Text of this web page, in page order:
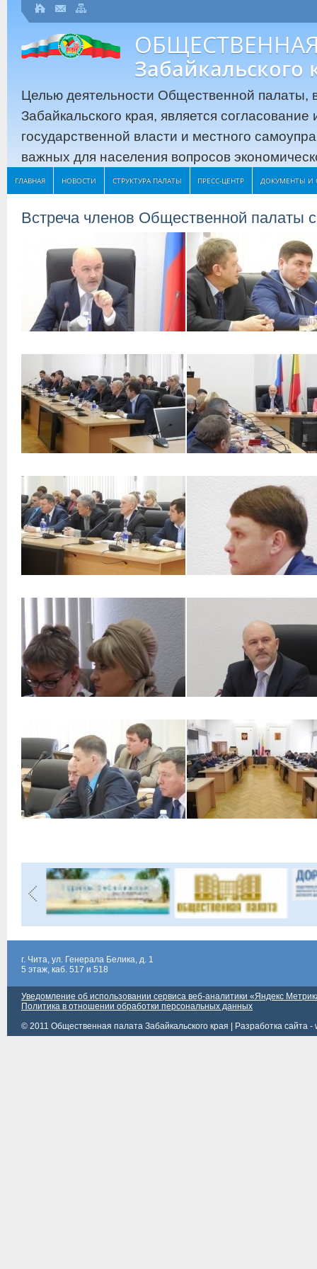
Забайкальского
Целью деятельности Общественной палаты,
Забайкальского края, является
государственной власти и местного
важных для населения вопросов
ГЛАВНАЯ НОВОСТИ СТРУКТУРА ПАЛАТЫ ПРЕСС-ЦЕНТР ДОКУМЕНТЫ И
Встреча членов Общественной палаты
г. Чита, ул. Генерала Белика, д. 1
5 этаж, каб. 517 и 518
Уведомление об использовании сервиса веб-аналитики «Яндекс
Политика в отношении обработки персональных данных
© 2011 Общественная палата Забайкальского края |
Разработка сайта -